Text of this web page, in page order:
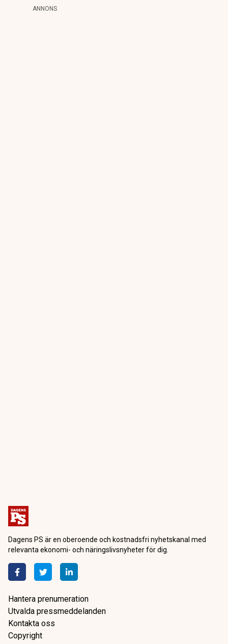
ANNONS
Dagens PS är en oberoende och kostnadsfri nyhetskanal med
relevanta ekonomi- och näringslivsnyheter för dig.
Hantera prenumeration
Utvalda pressmeddelanden
Kontakta oss
Copyright